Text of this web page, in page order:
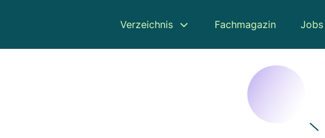
Verzeichnis Fachmagazin Jobs